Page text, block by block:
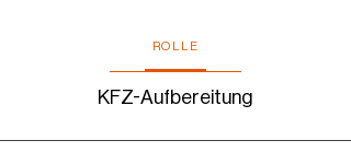
ROLLE
KFZ-Aufbereitung